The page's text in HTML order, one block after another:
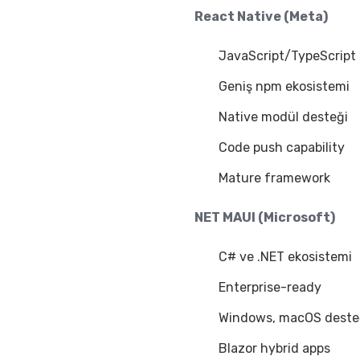
React Native (Meta)
JavaScript/TypeScript
Geniş npm ekosistemi
Native modül desteği
Code push capability
Mature framework
NET MAUI (Microsoft)
C# ve .NET ekosistemi
Enterprise-ready
Windows, macOS
Blazor hybrid apps